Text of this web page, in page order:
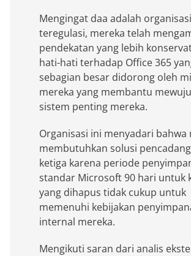
Mengingat daa adalah
teregulasi, mereka telah
pendekatan yang lebih
hati-hati terhadap Office 365
sebagian besar didorong oleh
mereka yang membantu
sistem penting mereka.
Organisasi ini menyadari bahwa
membutuhkan solusi
ketiga karena periode
standar Microsoft 90 hari untuk
yang dihapus tidak cukup untuk
memenuhi kebijakan
internal mereka.
Mengikuti saran dari analis